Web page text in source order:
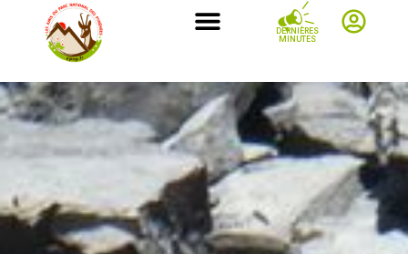
DERNIÈRES
MINUTES